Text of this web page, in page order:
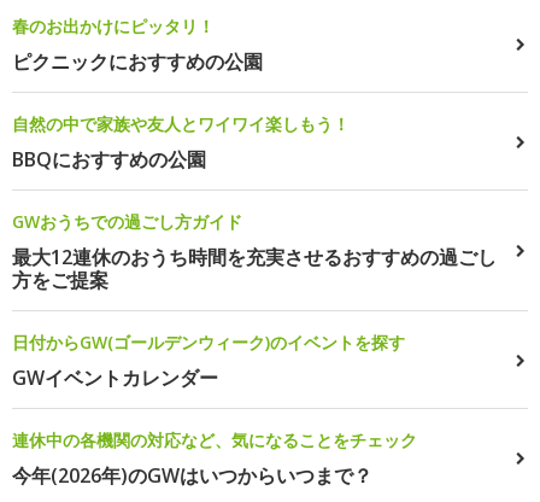
春のお出かけにピッタリ！
ピクニックにおすすめの公園
自然の中で家族や友人とワイワイ楽しもう！
BBQにおすすめの公園
GWおうちでの過ごし方ガイド
最大12連休のおうち時間を充実させるおすすめの過ごし
方をご提案
日付からGW(ゴールデンウィーク)のイベントを探す
GWイベントカレンダー
連休中の各機関の対応など、気になることをチェック
今年(2026年)のGWはいつからいつまで？